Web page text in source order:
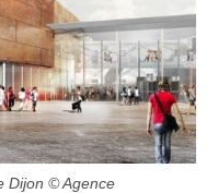
Dijon © Agence